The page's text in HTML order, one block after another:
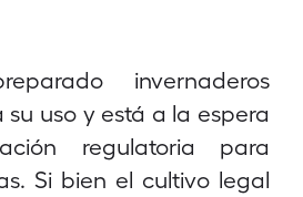
invernaderos
uso y está a la espera
regulatoria para
Si bien el cultivo legal